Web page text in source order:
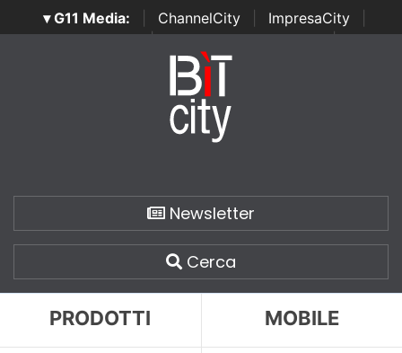
▾ G11 Media: ChannelCity ImpresaCity
SecurityOpenLab | Italian Channel Awards | Italian
Italian Security Awards
Newsletter
Cerca
PRODOTTI MOBILE